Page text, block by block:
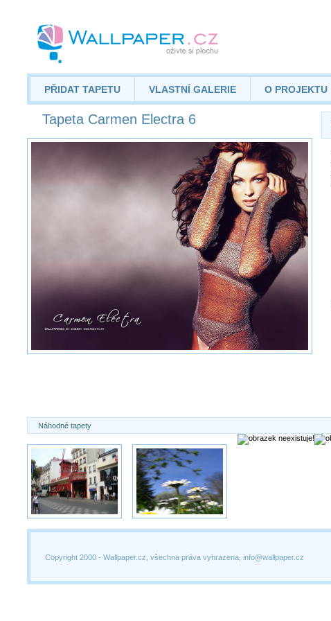
PŘIDAT TAPETU VLASTNÍ GALERIE O PROJEKTU
Tapeta Carmen Electra 6
Náhodné tapety
Copyright 2000 - Wallpaper.cz, všechna práva vyhrazena, info@wallpaper.cz